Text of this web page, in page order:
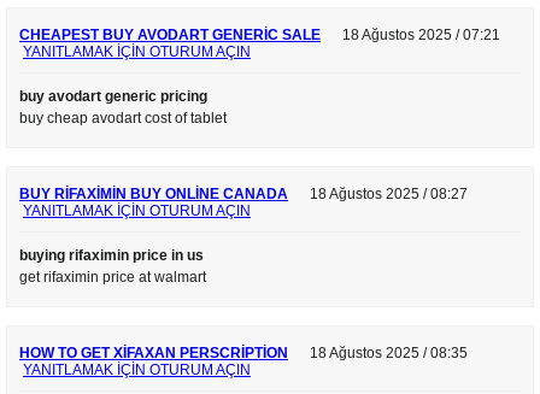
CHEAPEST BUY AVODART GENERIC SALE
18 Ağustos 2025 / 07:21
YANITLAMAK IÇIN OTURUM AÇIN
buy avodart generic pricing
buy cheap avodart cost of tablet
BUY RIFAXIMIN BUY ONLINE CANADA
18 Ağustos 2025 / 08:27
YANITLAMAK IÇIN OTURUM AÇIN
buying rifaximin price in us
get rifaximin price at walmart
HOW TO GET XIFAXAN PERSCRIPTION
18 Ağustos 2025 / 08:35
YANITLAMAK IÇIN OTURUM AÇIN